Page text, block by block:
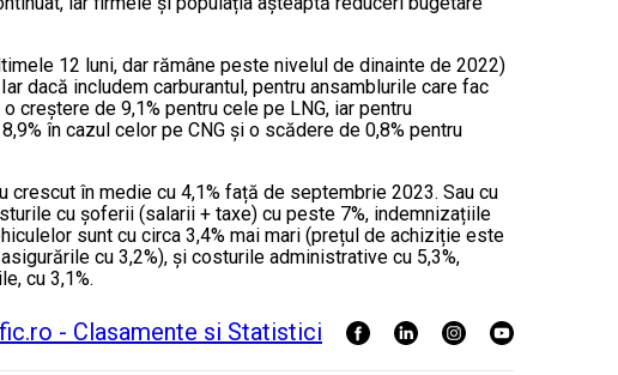
12 luni, dar rămâne peste nivelul de dinainte de 2022)
dacă includem carburantul, pentru ansamblurile care fac
de 9,1% pentru cele pe LNG, iar pentru
în cazul celor pe CNG și o scădere de 0,8% pentru
în medie cu 4,1% față de septembrie 2023. Sau cu
cu șoferii (salarii + taxe) cu peste 7%, indemnizațiile
sunt cu circa 3,4% mai mari (prețul de achiziție este
cu 3,2%), și costurile administrative cu 5,3%,
cu 3,1%.